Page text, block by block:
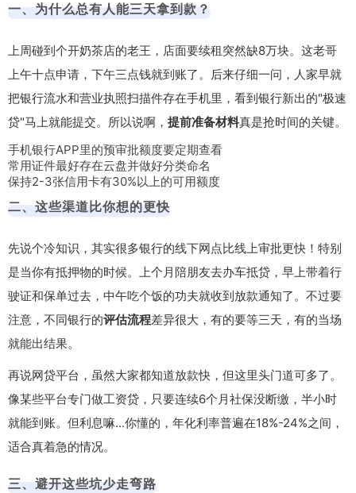
一、为什么总有人能三天拿到款？
上周碰到个开奶茶店的老王，店面要续租突然缺8万块。这老哥
上午十点申请，下午三点钱就到账了。后来仔细一问，人家早就
把银行流水和营业执照扫描件存在手机里，看到银行新出的"极速
贷"马上就能提交。所以说啊， 提前准备材料真是抢时间的关键。
手机银行APP里的预审批额度要定期查看
常用证件最好存在云盘并做好分类命名
保持2-3张信用卡有30%以上的可用额度
二、这些渠道比你想的更快
先说个冷知识，其实很多银行的线下网点比线上审批更快！特别
是当你有抵押物的时候。上个月陪朋友去办车抵贷，早上带着行
驶证和保单过去，中午吃个饭的功夫就收到放款通知了。不过要
注意，不同银行的评估流程差异很大，有的要等三天，有的当场
就能出结果。
再说网贷平台，虽然大家都知道放款快，但这里头门道可多了。
像某些平台专门做工资贷 ，只要连续6个月社保没断缴，半小时
就能到账。但利息嘛...你懂的，年化利率普遍在18%-24%之间，
适合真着急的情况。
三、避开这些坑少走弯路